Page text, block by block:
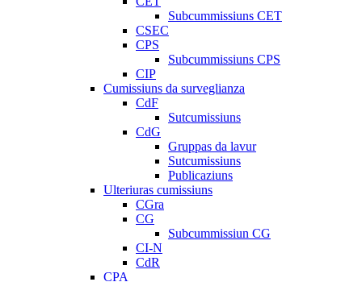
Subcummissiuns CET
CSEC
CPS
Subcummissiuns CPS
CIP
Cumissiuns da surveglianza
CdF
Sutcumissiuns
CdG
Gruppas da lavur
Sutcumissiuns
Publicaziuns
Ulteriuras cumissiuns
CGra
CG
Subcummissiun CG
CI-N
CdR
CPA